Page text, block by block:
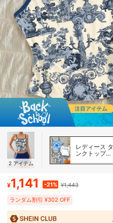
2 アイテム
レディース タ
ンクトップ＆
¥1,141 -21% ¥1,443
ランダム割引 ¥302 OFF